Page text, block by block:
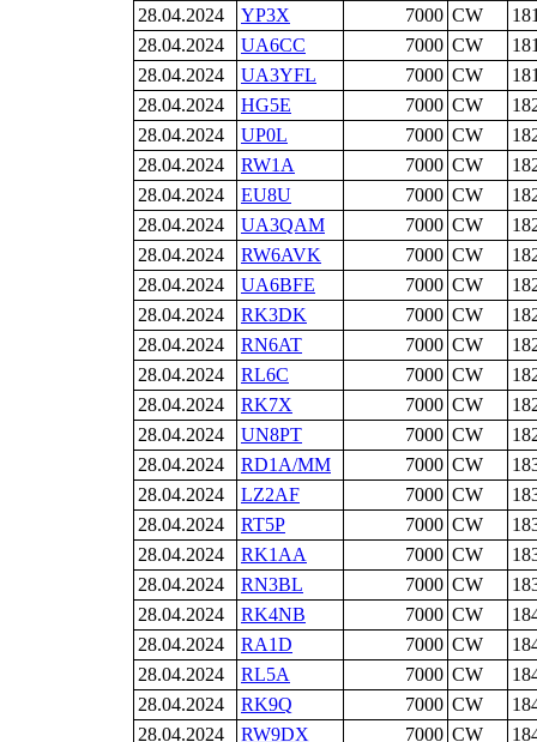
28.04.2024
YP3X 7000 CW
28.04.2024
UA6CC 7000 CW
28.04.2024
UA3YFL 7000 CW
28.04.2024
HG5E 7000 CW
28.04.2024
UP0L 7000 CW
28.04.2024
RW1A 7000 CW
28.04.2024
EU8U 7000 CW
28.04.2024
UA3QAM 7000 CW
28.04.2024
RW6AVK 7000 CW
28.04.2024
UA6BFE 7000 CW
28.04.2024
RK3DK 7000 CW
28.04.2024
RN6AT 7000 CW
28.04.2024
RL6C 7000 CW
28.04.2024
RK7X 7000 CW
28.04.2024
UN8PT 7000 CW
28.04.2024
RD1A/MM 7000 CW
28.04.2024
LZ2AF 7000 CW
28.04.2024
RT5P 7000 CW
28.04.2024
RK1AA 7000 CW
28.04.2024
RN3BL 7000 CW
28.04.2024
RK4NB 7000 CW
28.04.2024
RA1D 7000 CW
28.04.2024
RL5A 7000 CW
28.04.2024
RK9Q 7000 CW
28.04.2024
RW9DX 7000 CW